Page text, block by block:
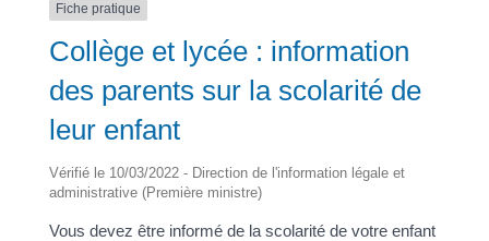
Fiche pratique
Collège et lycée : information
des parents sur la scolarité de
leur enfant
Vérifié le 10/03/2022 - Direction de l'information légale et
administrative (Première ministre)
Vous devez être informé de la scolarité de votre enfant